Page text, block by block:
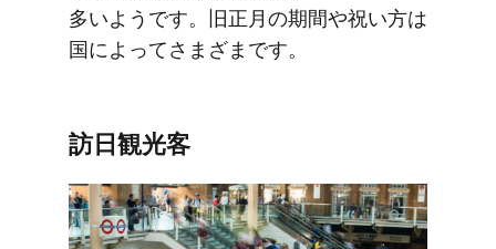
多いようです。​旧正月の​期間や​祝い方は​
国に​よってさまざまです。
訪日観光客